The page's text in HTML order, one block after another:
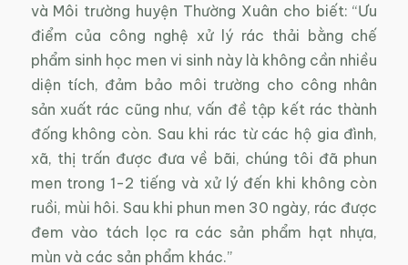
và Môi trường huyện Thường Xuân cho biết: “Ưu
điểm của công nghệ xử lý rác thải bằng chế
phẩm sinh học men vi sinh này là không cần nhiều
diện tích, đảm bảo môi trường cho công nhân
sản xuất rác cũng như, vấn đề tập kết rác thành
đống không còn. Sau khi rác từ các hộ gia đình,
xã, thị trấn được đưa về bãi, chúng tôi đã phun
men trong 1-2 tiếng và xử lý đến khi không còn
ruồi, mùi hôi. Sau khi phun men 30 ngày, rác được
đem vào tách lọc ra các sản phẩm hạt nhựa,
mùn và các sản phẩm khác.”